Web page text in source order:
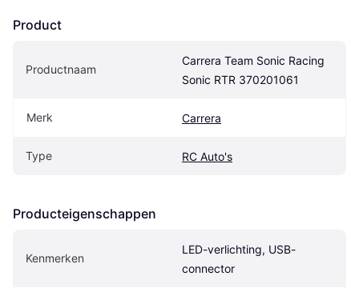
Product
Productnaam
Carrera Team Sonic Racing
Sonic RTR 370201061
Merk Carrera
Type RC Auto's
Producteigenschappen
Kenmerken
LED-verlichting, USB-
connector